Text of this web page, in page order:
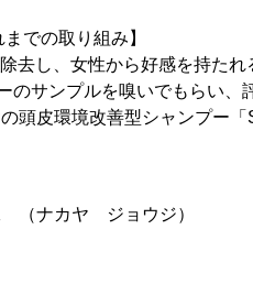
での取り組み】
去し、女性から好感を持たれ
のサンプルを嗅いでもらい、
頭皮環境改善型シャンプー
ナカヤ ジョウジ）